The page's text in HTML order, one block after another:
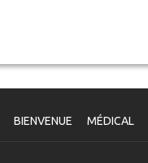
BIENVENUE MÉDICAL